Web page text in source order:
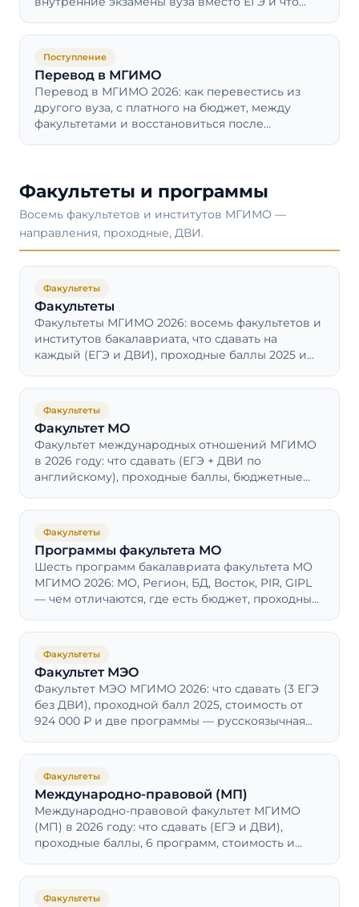
Поступление
Перевод в МГИМО
Перевод в МГИМО 2026: как перевестись из
другого вуза, с платного на бюджет, между
факультетами и восстановиться после
Факультеты и программы
Восемь факультетов и институтов МГИМО —
направления, проходные, ДВИ.
Факультеты
Факультеты
Факультеты МГИМО 2026: восемь факультетов и
институтов бакалавриата, что сдавать на
каждый (ЕГЭ и ДВИ), проходные баллы 2025 и
Факультеты
Факультет МО
Факультет международных отношений МГИМО
в 2026 году: что сдавать (ЕГЭ + ДВИ по
английскому), проходные баллы, бюджетные
Факультеты
Программы факультета МО
Шесть программ бакалавриата факультета МО
МГИМО 2026: МО, Регион, БД, Восток, PIR, GIPL
— чем отличаются, где есть бюджет, проходные
Факультеты
Факультет МЭО
Факультет МЭО МГИМО 2026: что сдавать (3 ЕГЭ
без ДВИ), проходной балл 2025, стоимость от
924 000 ₽ и две программы — русскоязычная
Факультеты
Международно-правовой (МП)
Международно-правовой факультет МГИМО
(МП) в 2026 году: что сдавать (ЕГЭ и ДВИ),
проходные баллы, 6 программ, стоимость и
Факультеты